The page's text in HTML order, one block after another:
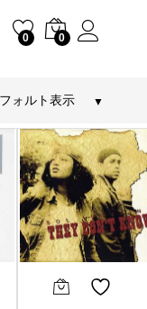
0 0
ォルト表示